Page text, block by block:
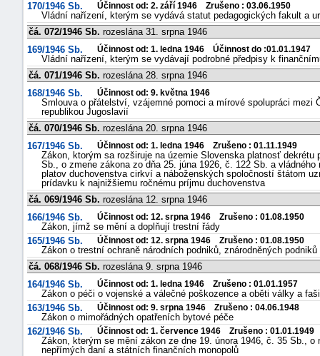
170/1946 Sb.
Účinnost od: 2. září 1946 Zrušeno : 03.06.1950
Vládní nařízení, kterým se vydává statut pedagogických fakult a
čá. 072/1946 Sb. rozeslána 31. srpna 1946
169/1946 Sb.
Účinnost od: 1. ledna 1946 Účinnost do :01.01.1947
Vládní nařízení, kterým se vydávají podrobné předpisy k
čá. 071/1946 Sb. rozeslána 28. srpna 1946
168/1946 Sb.
Účinnost od: 9. května 1946
Smlouva o přátelství, vzájemné pomoci a mírové spolupráci mezi
republikou Jugoslavií
čá. 070/1946 Sb. rozeslána 20. srpna 1946
167/1946 Sb.
Účinnost od: 1. ledna 1946 Zrušeno : 01.11.1949
Zákon, ktorým sa rozširuje na územie Slovenska platnosť dekrétu
Sb., o zmene zákona zo dňa 25. júna 1926, č. 122 Sb. a
platov duchovenstva cirkví a náboženských spoločností štátom
prídavku k najnižšiemu ročnému príjmu duchovenstva
čá. 069/1946 Sb. rozeslána 12. srpna 1946
166/1946 Sb.
Účinnost od: 12. srpna 1946 Zrušeno : 01.08.1950
Zákon, jímž se mění a doplňují trestní řády
165/1946 Sb.
Účinnost od: 12. srpna 1946 Zrušeno : 01.08.1950
Zákon o trestní ochraně národních podniků, znárodněných
čá. 068/1946 Sb. rozeslána 9. srpna 1946
164/1946 Sb.
Účinnost od: 1. ledna 1946 Zrušeno : 01.01.1957
Zákon o péči o vojenské a válečné poškozence a oběti války a
163/1946 Sb.
Účinnost od: 9. srpna 1946 Zrušeno : 04.06.1948
Zákon o mimořádných opatřeních bytové péče
162/1946 Sb.
Účinnost od: 1. července 1946 Zrušeno : 01.01.1949
Zákon, kterým se mění zákon ze dne 19. února 1946, č. 35 Sb.,
nepřímých daní a státních finančních monopolů